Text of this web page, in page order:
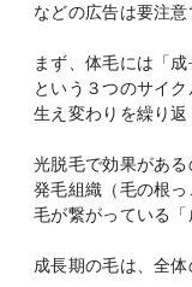
などの広告は要注
まず、体毛には「
という３つのサイク
生え変わりを繰り
光脱毛で効果がある
発毛組織（毛の根っ
毛が繋がっている
成長期の毛は、全体